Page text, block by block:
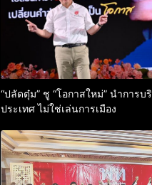
“ปลัดตุ๋ม” ชู “โอกาสใหม่” นำการบ
ประเทศ ไม่ใช่เล่นการเมือง